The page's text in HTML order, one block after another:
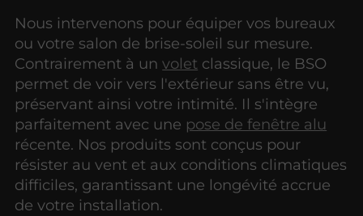
Nous intervenons pour équiper vos bureaux
ou votre salon de brise-soleil sur mesure.
Contrairement à unvolet classique, le BSO
permet de voir vers l'extérieur sans être vu,
préservant ainsi votre intimité. Il s'intègre
parfaitement avec une pose de fenêtre alu
récente. Nos produits sont conçus pour
résister au vent et aux conditions climatiques
difficiles, garantissant une longévité accrue
de votre installation.